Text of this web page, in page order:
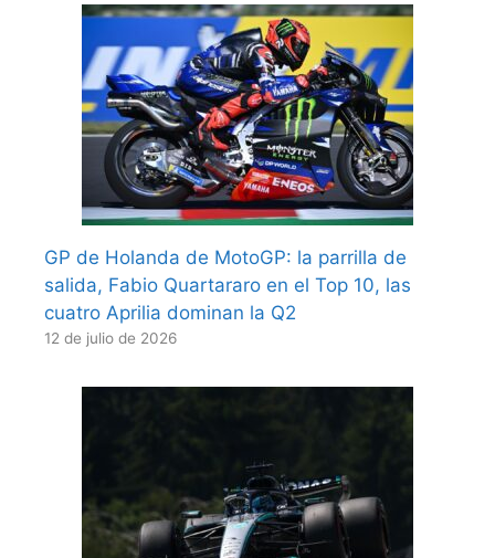
GP de Holanda de MotoGP: la parrilla de
salida, Fabio Quartararo en el Top 10, las
cuatro Aprilia dominan la Q2
12 de julio de 2026